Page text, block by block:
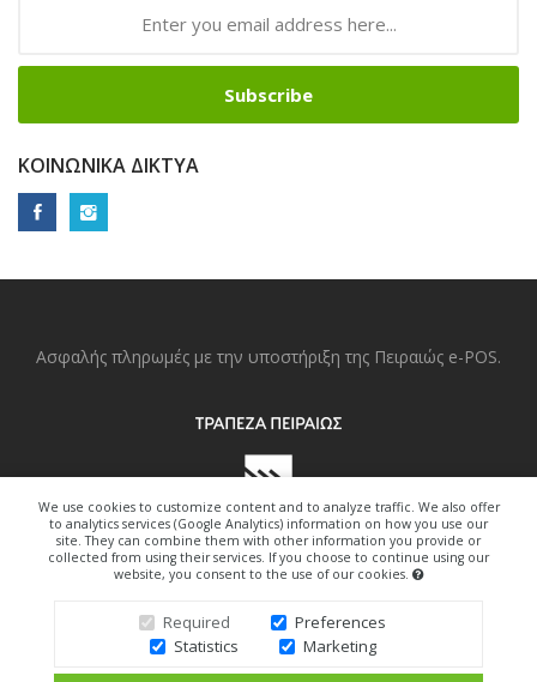
We use cookies to customize content and to analyze traffic. We also offer
to analytics services (Google Analytics) information on how you use our
site. They can combine them with other information you provide or
collected from using their services. If you choose to continue using our
website, you consent to the use of our cookies.
Required
Preferences
Statistics
Marketing
Subscribe
ΚΟΙΝΩΝΙΚΆ ΔΊΚΤΥΑ
Ασφαλής πληρωμές με την υποστήριξη της Πειραιώς e-POS.
Copyright © 2022. All Right Reserved.
Design By Freedom-Art.gr